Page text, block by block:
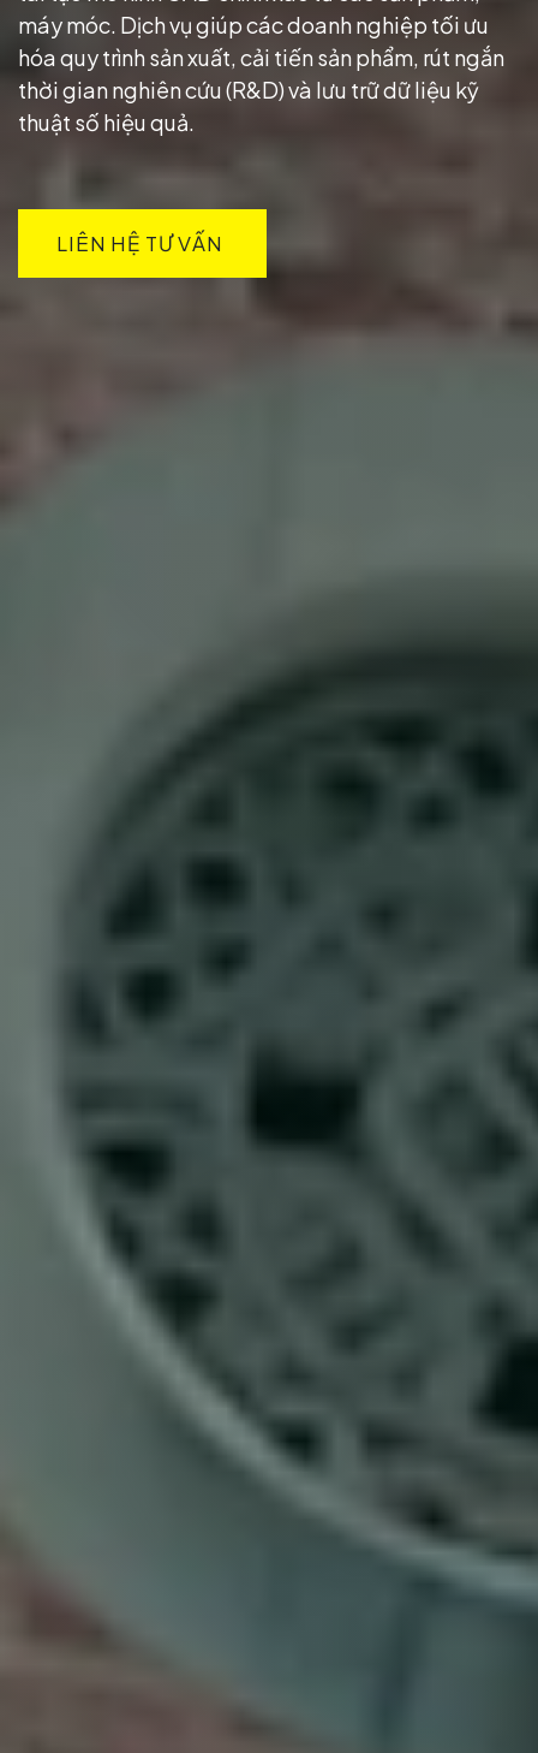
máy móc. Dịch vụ giúp các doanh nghiệp tối ưu
hóa quy trình sản xuất, cải tiến sản phẩm, rút ngắn
thời gian nghiên cứu (R&D) và lưu trữ dữ liệu kỹ
thuật số hiệu quả.
LIÊN HỆ TƯ VẤN